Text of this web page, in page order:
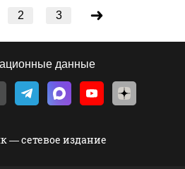
2 3
данные
— сетевое издание